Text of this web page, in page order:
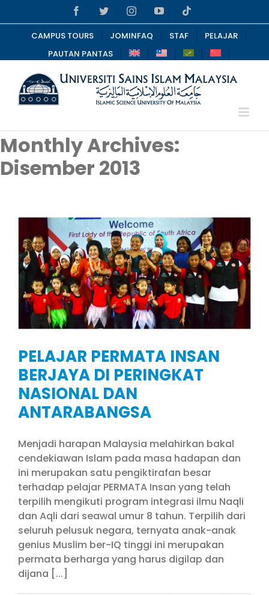
to
content
FacebookTwitterInstagramYouTube
CAMPUS TOURS JOMINFAQ STAF
PELAJAR
PAUTAN PANTAS
Monthly Archives:
Disember 2013
PELAJAR PERMATA INSAN
BERJAYA DI PERINGKAT
NASIONAL DAN
ANTARABANGSA
Menjadi harapan Malaysia melahirkan bakal
cendekiawan Islam pada masa hadapan dan
ini merupakan satu pengiktirafan besar
terhadap pelajar PERMATA Insan yang telah
terpilih mengikuti program integrasi ilmu Naqli
dan Aqli dari seawal umur 8 tahun. Terpilih dari
seluruh pelusuk negara, ternyata anak-anak
genius Muslim ber-IQ tinggi ini merupakan
permata berharga yang harus digilap dan
dijana [...]